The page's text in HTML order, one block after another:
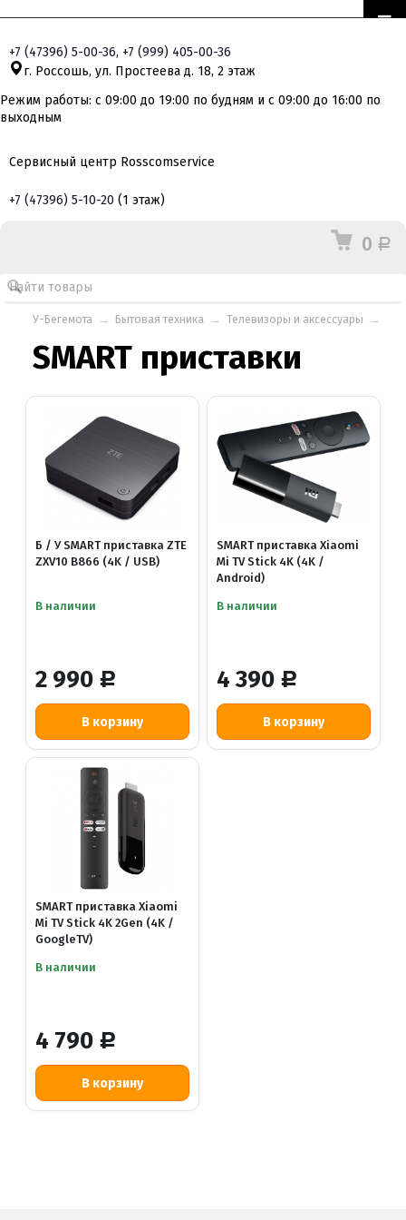
+7 (47396) 5-00-36, +7 (999) 405-00-36
г. Россошь, ул. Простеева д. 18, 2 этаж
Режим работы: с 09:00 до 19:00 по будням и с 09:00 до 16:00 по
выходным
Сервисный центр Rosscomservice
+7 (47396) 5-10-20 (1 этаж)
0 Р
У-Бегемота → Бытовая техника → Телевизоры и аксессуары →
SMART приставки
2 990 Р
Б / У SMART приставка ZTE
ZXV10 B866 (4K / USB)
В наличии
4 390 Р
SMART приставка Xiaomi
Mi TV Stick 4K (4K /
Android)
В наличии
4 790 Р
SMART приставка Xiaomi
Mi TV Stick 4K 2Gen (4K /
GoogleTV)
В наличии